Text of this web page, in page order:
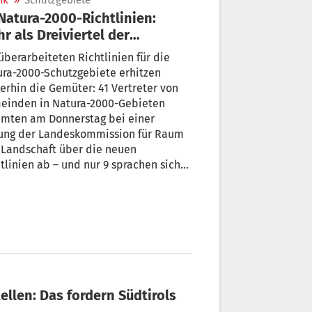
als Dreiviertel der
dagegen
2000-Schutzgebiete erhitzen
die Gemüter: 41 Vertreter von
in Natura-2000-Gebieten
bei einer
der Landeskommission für Raum
über die neuen
ab – und nur 9 sprachen sich